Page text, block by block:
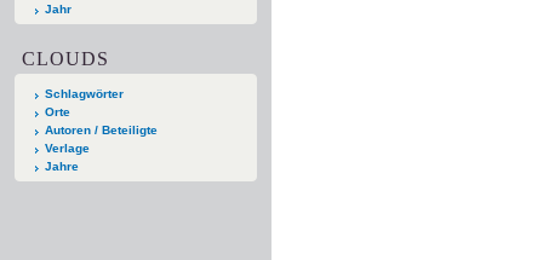
Jahr
CLOUDS
Schlagwörter
Orte
Autoren / Beteiligte
Verlage
Jahre